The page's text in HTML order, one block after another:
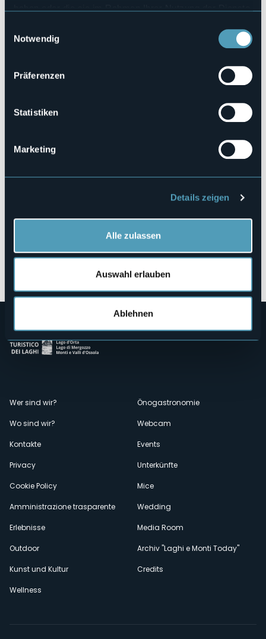
Notwendig
Präferenzen
Statistiken
Marketing
Details zeigen
Alle zulassen
Auswahl erlauben
Ablehnen
+39 340 9864707
associazionemanimagiche@gmail.com
https://comune.arona.no.it/dettaglio-evento/mercatino-
della-creativita-16673.ht…
Menù
secondario
Wer sind wir?
Wo sind wir?
Kontakte
Privacy
Cookie Policy
Amministrazione trasparente
Erlebnisse
Outdoor
Kunst und Kultur
Wellness
Önogastronomie
Webcam
Events
Unterkünfte
Mice
Wedding
Media Room
Archiv "Laghi e Monti Today"
Credits